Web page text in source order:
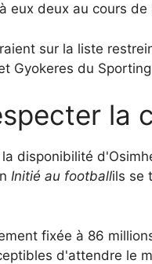
eux deux au cours
sur la liste
Gyokeres du
la
disponibilité
Initié au footballils se
fixée à 86
d'attendre le